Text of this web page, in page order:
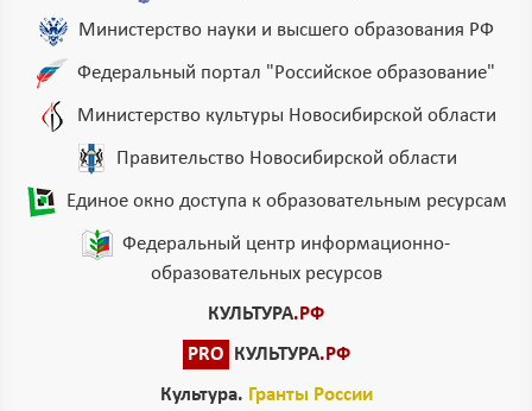
Министерство науки и высшего образования РФ
Федеральный портал "Российское образование"
Министерство культуры Новосибирской области
Правительство Новосибирской области
Единое окно доступа к образовательным ресурсам
Федеральный центр информационно-
образовательных ресурсов
КУЛЬТУРА.РФ
PRO
КУЛЬТУРА.РФ
Культура. Гранты России